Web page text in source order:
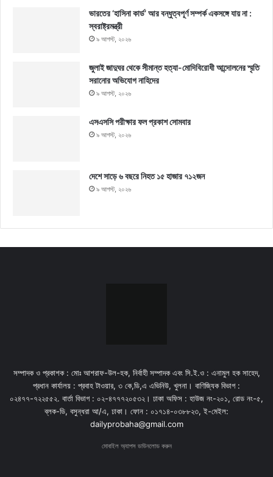
ভারতের ‘হাসিনা কার্ড’ আর বন্ধুত্বপূর্ণ সম্পর্ক একসঙ্গে যায় না :
স্বরাষ্ট্রমন্ত্রী
৯ আগস্ট, ২০২৬
জুলাই জাদুঘর থেকে সীমান্ত হত্যা-মোদিবিরোধী আন্দোলনের স্মৃতি
সরানোর অভিযোগ নাহিদের
৯ আগস্ট, ২০২৬
এসএসসি পরীক্ষার ফল প্রকাশ সোমবার
৯ আগস্ট, ২০২৬
দেশে সাড়ে ৬ বছরে নিহত ১৫ হাজার ৭১২জন
৯ আগস্ট, ২০২৬
সম্পাদক ও প্রকাশক : মোঃ আশরাফ-উল-হক, নির্বাহী সম্পাদক এবং সি.ই.ও : এনামুল হক সাহেদ,
প্রধান কার্যালয় : প্রবাহ টাওয়ার, ৩ কে,ডি,এ এভিনিউ, খুলনা। বাণিজ্যিক বিভাগ :
০২৪৭৭-৭২২৫৫২. বার্তা বিভাগ : ০২-৪৭৭৭২০৫৩২। ঢাকা অফিস : হাউজ নং-২০১, রোড নং-৫,
ব্লক-ডি, বসুন্ধরা আ/এ, ঢাকা। ফোন : ০১৭১৪-০৩৮৮২৩, ই-মেইল:
dailyprobaha@gmail.com
মোবাইল অ্যাপস ডাউনলোড করুন